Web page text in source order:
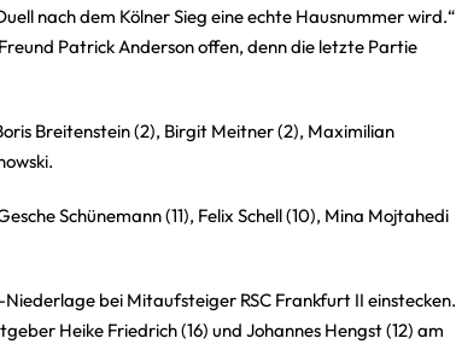
nach dem Kölner Sieg eine echte Hausnummer wird.“
Patrick Anderson offen, denn die letzte Partie
Breitenstein (2), Birgit Meitner (2), Maximilian
Schünemann (11), Felix Schell (10), Mina Mojtahedi
bei Mitaufsteiger RSC Frankfurt II einstecken.
Heike Friedrich (16) und Johannes Hengst (12) am